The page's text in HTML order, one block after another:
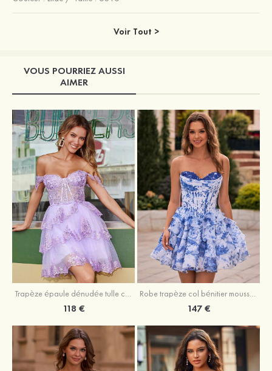
Voir Tout >
VOUS POURRIEZ AUSSI
AIMER
Trapèze épaule dénudée tulle courte/mini robe de fête de la rentrée avec paillettes
118 €
Robe trapèze col bénitier mousseline courte/mini robe de fête de la rentrée avec appliqué
147 €